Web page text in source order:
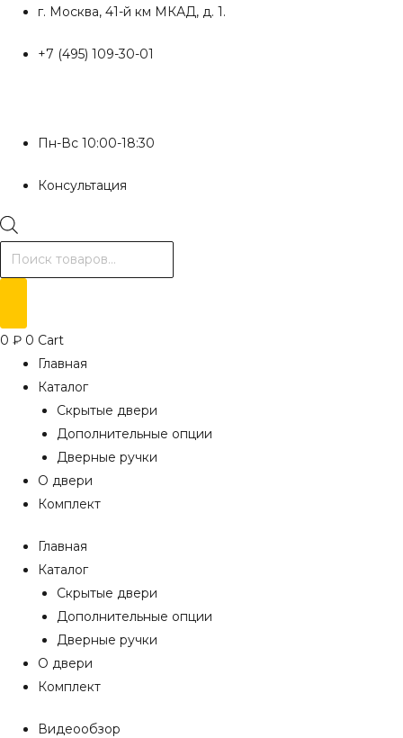
Перейти
содержимому
г. Москва, 41-й км МКАД, д. 1.
+7 (495) 109-30-01
Пн-Вс 10:00-18:30
Консультация
Поиск
товаров
0 ₽ 0 Cart
Главная
Каталог
Скрытые двери
Дополнительные опции
Дверные ручки
О двери
Комплект
Главная
Каталог
Скрытые двери
Дополнительные опции
Дверные ручки
О двери
Комплект
Видеообзор